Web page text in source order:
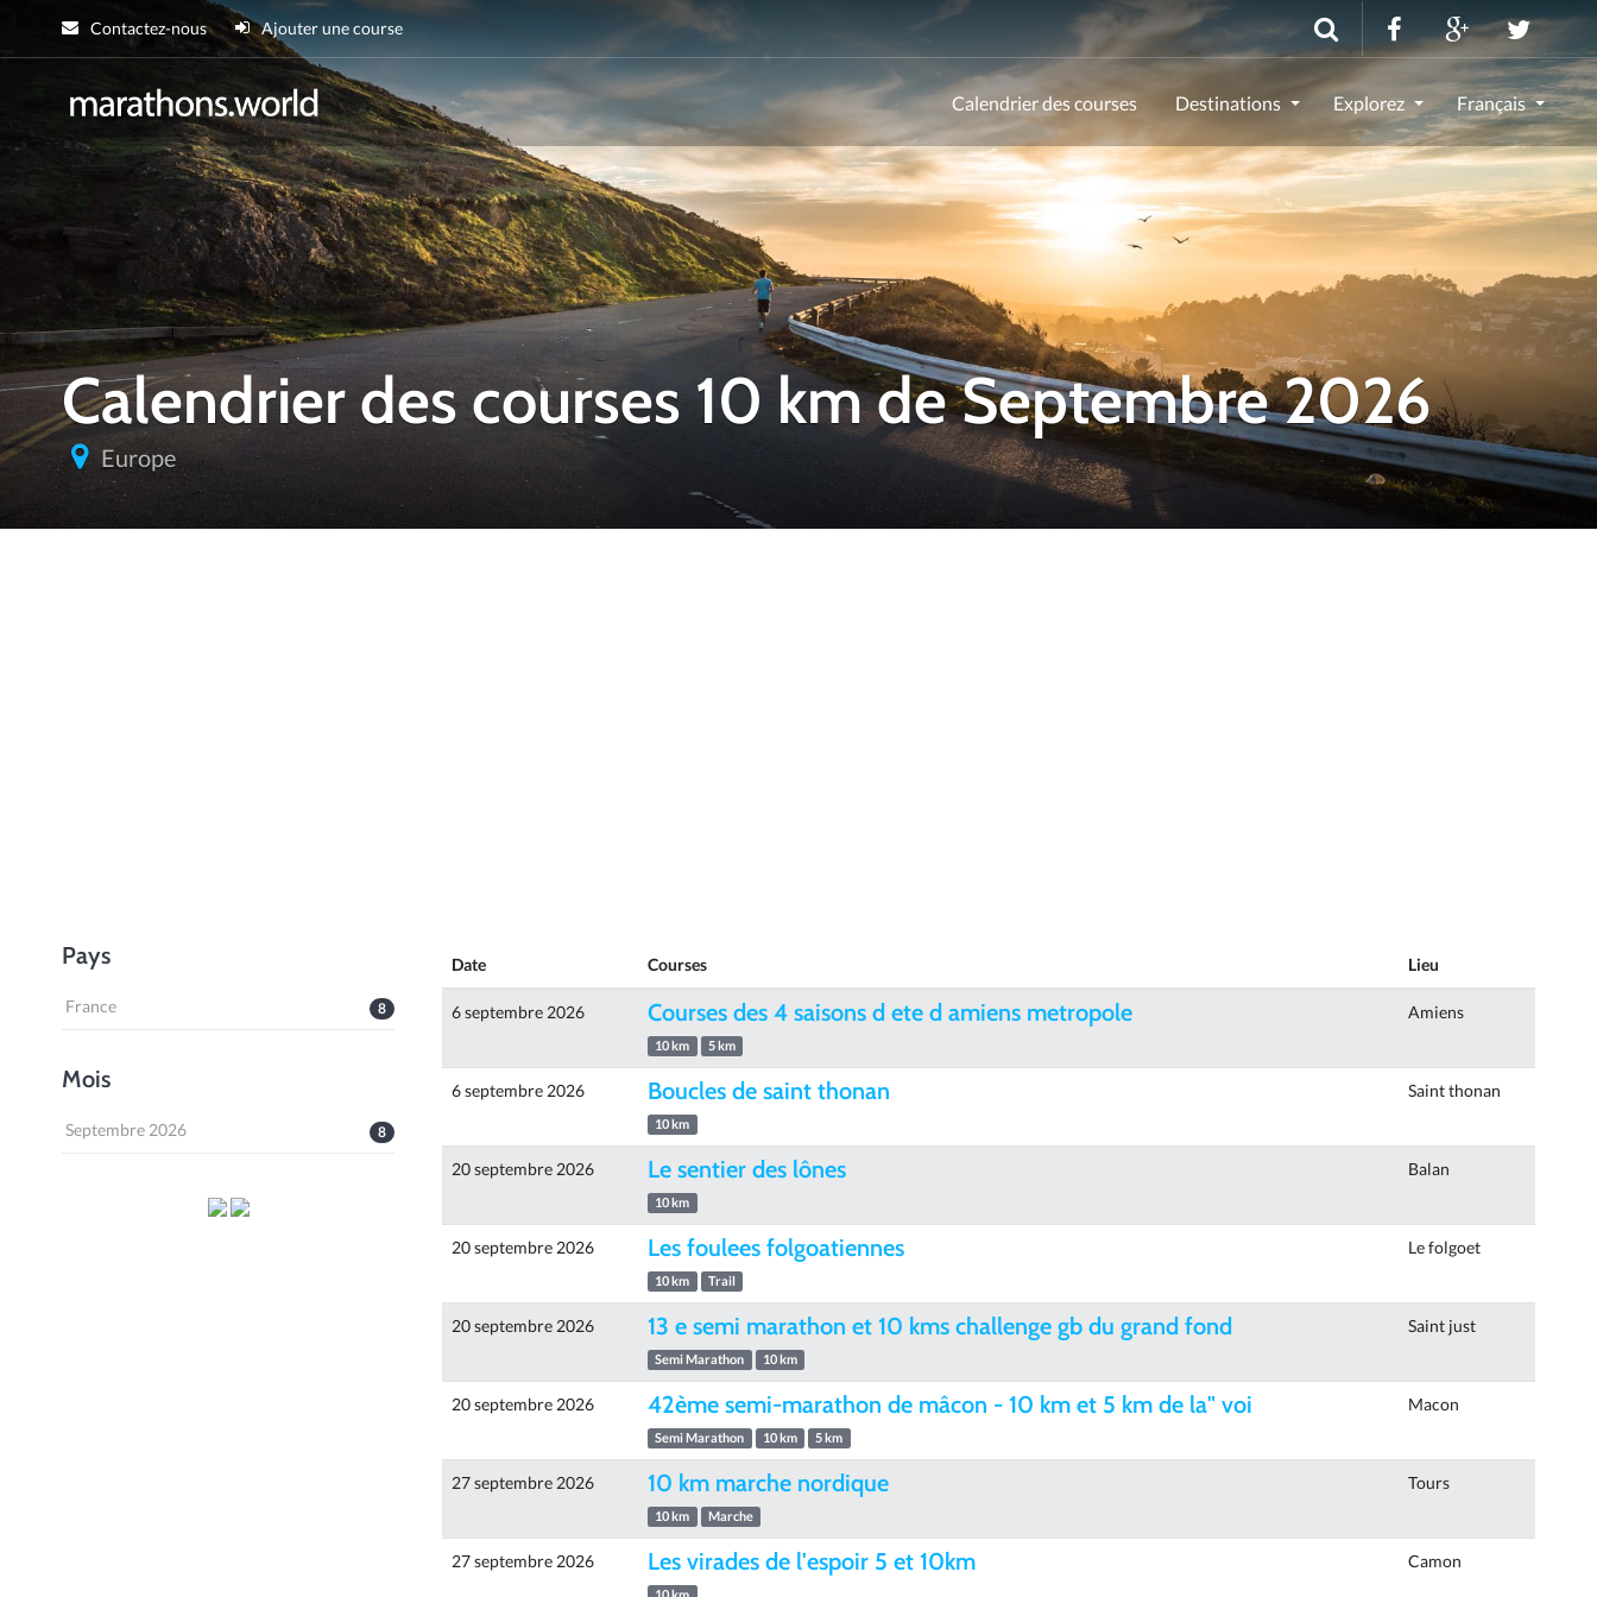
Contactez-nous Ajouter une course
marathons.world
Calendrier des courses Destinations Explorez Français
Calendrier des courses 10 km de Septembre 2026
Europe
Pays
8
France
Mois
8
Septembre 2026
Date Courses Lieu
6 septembre 2026 Courses des 4 saisons d ete d amiens metropole
10 km 5 km
Amiens
6 septembre 2026 Boucles de saint thonan
10 km
Saint thonan
20 septembre 2026 Le sentier des lônes
10 km
Balan
20 septembre 2026 Les foulees folgoatiennes
10 km Trail
Le folgoet
20 septembre 2026 13 e semi marathon et 10 kms challenge gb du grand fond
Semi Marathon 10 km
Saint just
20 septembre 2026 42ème semi-marathon de mâcon - 10 km et 5 km de la" voi
Semi Marathon 10 km 5 km
Macon
27 septembre 2026 10 km marche nordique
10 km Marche
Tours
27 septembre 2026 Les virades de l'espoir 5 et 10km Camon